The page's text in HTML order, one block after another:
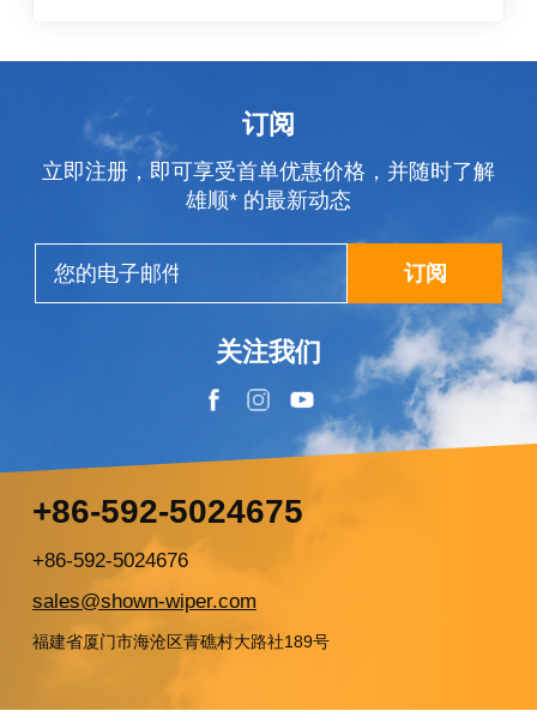
构，依靠弹性钢片均匀分压，彻底解决雨刷工作
抖动、跳刮通病。相较传统有骨雨刷，整体自重
更轻、贴玻璃压力更均衡，贴合度更强，使用寿
命大幅提升。 5. 刮水胶条与外包弹...
订阅
立即注册，即可享受首单优惠价格，并随时了解
雄顺* 的最新动态
订阅
关注我们
+86-592-5024675
+86-592-5024676
sales@shown-wiper.com
福建省厦门市海沧区青礁村大路社189号